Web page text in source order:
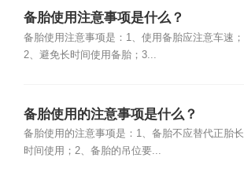
备胎使用注意事项是什么？
备胎使用注意事项是：1、使用备胎应注意车速；
2、避免长时间使用备胎；3...
备胎使用的注意事项是什么？
备胎使用的注意事项是：1、备胎不应替代正胎长
时间使用；2、备胎的吊位要...